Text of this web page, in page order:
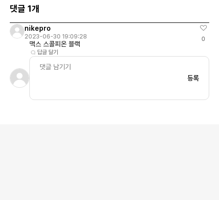
댓글 1개
nikepro
2023-06-30 19:09:28
맥스 스콜피온 블랙
답글 달기
0
등록